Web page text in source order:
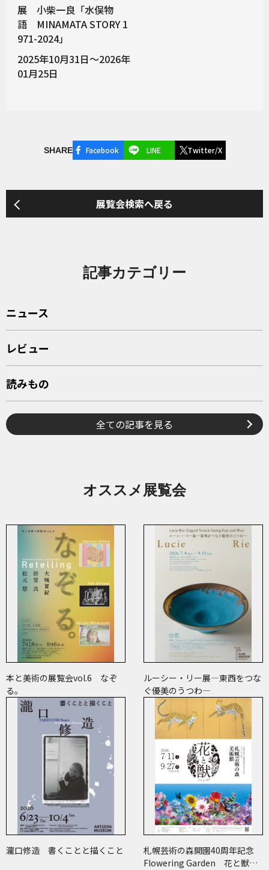
展 小柴一良「水俣物
語 MINAMATA STORY 1
971-2024」
2025年10月31日～2026年
01月25日
SHARE Facebook LINE Twitter/X
展覧会検索へ戻る
記事カテゴリー
ニュース
レビュー
読みもの
全ての記事を見る
オススメ展覧会
本と美術の展覧会vol.6 なぞ
る。
ルーシー・リー展―東西をつな
ぐ優美のうつわ―
瀧口修造 書くことと描くこと
札幌芸術の森開園40周年記念
Flowering Garden 花と獣